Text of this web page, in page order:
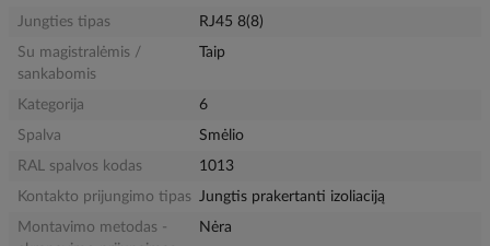
Jungties tipas
RJ45 8(8)
Su magistralėmis /
sankabomis
Taip
Kategorija
6
Spalva
Smėlio
RAL spalvos kodas
1013
Kontakto prijungimo tipas Jungtis prakertanti izoliaciją
Montavimo metodas -
Nėra